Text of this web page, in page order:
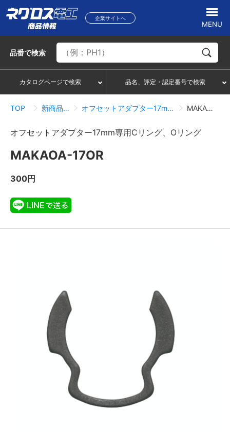
企業サイトへ
MENU
品番で検索
カタログページで検索 品名、評定・認定番号で検索
TOP 新商品情報一覧 オフセットアダプター17mm専用Cリング、Oリング MAKAOA-17OR
オフセットアダプター17mm専用Cリング、Oリング
MAKAOA-17OR
300円